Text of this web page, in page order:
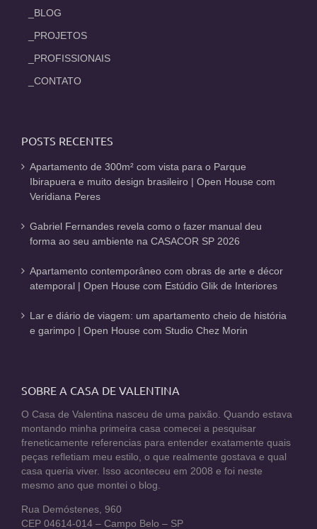
_BLOG
_PROJETOS
_PROFISSIONAIS
_CONTATO
POSTS RECENTES
Apartamento de 300m² com vista para o Parque
Ibirapuera e muito design brasileiro | Open House com
Veridiana Peres
Gabriel Fernandes revela como o fazer manual deu
forma ao seu ambiente na CASACOR SP 2026
Apartamento contemporâneo com obras de arte e décor
atemporal | Open House com Estúdio Glik de Interiores
Lar e diário de viagem: um apartamento cheio de história
e garimpo | Open House com Studio Chez Morin
SOBRE A CASA DE VALENTINA
O Casa de Valentina nasceu de uma paixão. Quando estava
montando minha primeira casa comecei a pesquisar
freneticamente referencias para entender exatamente quais
peças refletiam meu estilo, o que realmente gostava e qual
casa queria viver. Isso aconteceu em 2008 e foi neste
mesmo ano que montei o blog.
Rua Demóstenes, 960
CEP 04614-014 – Campo Belo – SP